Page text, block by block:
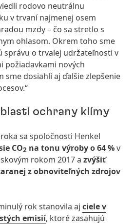
rodovo neutrálnu
v trvaní najmenej osem
mzdy – čo sa stretlo s
ohlasom. Okrem toho sme
správu o trvalej udržateľnosti v
požiadavkami nových
sme dosiahli aj ďalšie zlepšenie
ochrany klímy
sa spoločnosti Henkel
CO2 na tonu výroby o 64 %v
rokom 2017 a zvýšiť
z obnoviteľných zdrojov
rok stanovila aj ciele v
emisií, ktoré zasahujú